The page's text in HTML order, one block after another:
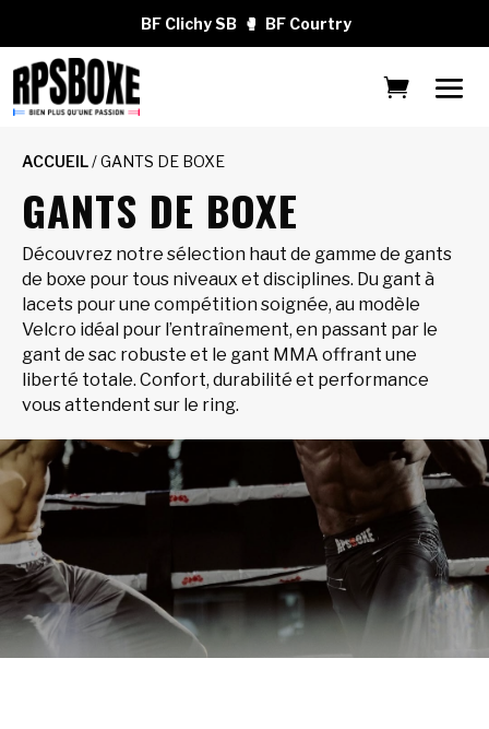
BF Clichy SB 🥊 BF Courtry
ACCUEIL/ GANTS DE BOXE
GANTS DE BOXE
Découvrez notre sélection haut de gamme de gants
de boxe pour tous niveaux et disciplines. Du gant à
lacets pour une compétition soignée, au modèle
Velcro idéal pour l’entraînement, en passant par le
gant de sac robuste et le gant MMA offrant une
liberté totale. Confort, durabilité et performance
vous attendent sur le ring.